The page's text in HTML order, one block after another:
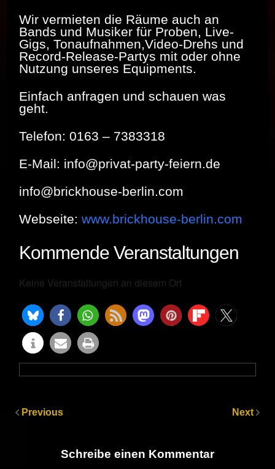
Wir vermieten die Räume auch an
Bands und Musiker für Proben, Live-
Gigs, Tonaufnahmen,Video-Drehs und
Record-Release-Partys mit oder ohne
Nutzung unseres Equipments.
Einfach anfragen und schauen was
geht.
Telefon: 0163 – 7383318
E-Mail: info@privat-party-feiern.de
info@brickhouse-berlin.com
Webseite: www.brickhouse-berlin.com
Kommende Veranstaltungen
Keine Veranstaltungen an diesem Ort
Previous Next
Schreibe einen Kommentar